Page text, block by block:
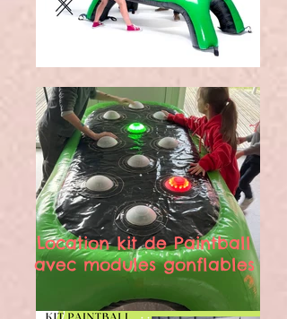
Location kit de Paintball
avec modules gonflables